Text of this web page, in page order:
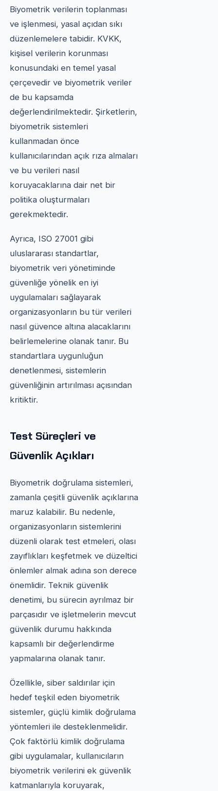
Biyometrik verilerin toplanması
ve işlenmesi, yasal açıdan sıkı
düzenlemelere tabidir. KVKK,
kişisel verilerin korunması
konusundaki en temel yasal
çerçevedir ve biyometrik veriler
de bu kapsamda
değerlendirilmektedir. Şirketlerin,
biyometrik sistemleri
kullanmadan önce
kullanıcılarından açık rıza almaları
ve bu verileri nasıl
koruyacaklarına dair net bir
politika oluşturmaları
gerekmektedir.
Ayrıca, ISO 27001 gibi
uluslararası standartlar,
biyometrik veri yönetiminde
güvenliğe yönelik en iyi
uygulamaları sağlayarak
organizasyonların bu tür verileri
nasıl güvence altına alacaklarını
belirlemelerine olanak tanır. Bu
standartlara uygunluğun
denetlenmesi, sistemlerin
güvenliğinin artırılması açısından
kritiktir.
Test Süreçleri ve
Güvenlik Açıkları
Biyometrik doğrulama sistemleri,
zamanla çeşitli güvenlik açıklarına
maruz kalabilir. Bu nedenle,
organizasyonların sistemlerini
düzenli olarak test etmeleri, olası
zayıflıkları keşfetmek ve düzeltici
önlemler almak adına son derece
önemlidir. Teknik güvenlik
denetimi, bu sürecin ayrılmaz bir
parçasıdır ve işletmelerin mevcut
güvenlik durumu hakkında
kapsamlı bir değerlendirme
yapmalarına olanak tanır.
Özellikle, siber saldırılar için
hedef teşkil eden biyometrik
sistemler, güçlü kimlik doğrulama
yöntemleri ile desteklenmelidir.
Çok faktörlü kimlik doğrulama
gibi uygulamalar, kullanıcıların
biyometrik verilerini ek güvenlik
katmanlarıyla koruyarak,